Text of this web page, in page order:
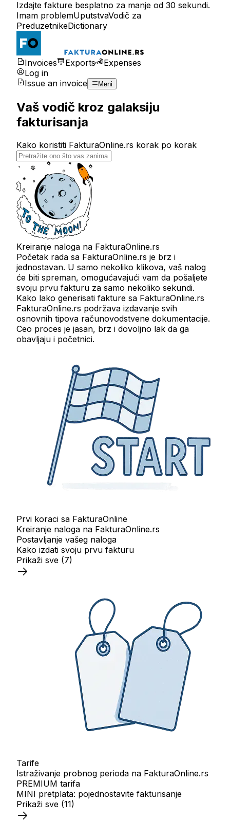
Izdajte fakture besplatno za manje od 30 sekundi.
Imam problemUputstvaVodič za
PreduzetnikeDictionary
Invoices Exports
Expenses
Log in
Issue an invoice
Meni
Vaš vodič kroz galaksiju
fakturisanja
Kako koristiti FakturaOnline.rs korak po korak
Kreiranje naloga na FakturaOnline.rs
Početak rada sa FakturaOnline.rs je brz i
jednostavan. U samo nekoliko klikova, vaš nalog
će biti spreman, omogućavajući vam da pošaljete
svoju prvu fakturu za samo nekoliko sekundi.
Kako lako generisati fakture sa FakturaOnline.rs
FakturaOnline.rs podržava izdavanje svih
osnovnih tipova računovodstvene dokumentacije.
Ceo proces je jasan, brz i dovoljno lak da ga
obavljaju i početnici.
Prvi koraci sa FakturaOnline
Kreiranje naloga na FakturaOnline.rs
Postavljanje vašeg naloga
Kako izdati svoju prvu fakturu
Prikaži sve (7)
Tarife
Istraživanje probnog perioda na FakturaOnline.rs
PREMIUM tarifa
MINI pretplata: pojednostavite fakturisanje
Prikaži sve (11)